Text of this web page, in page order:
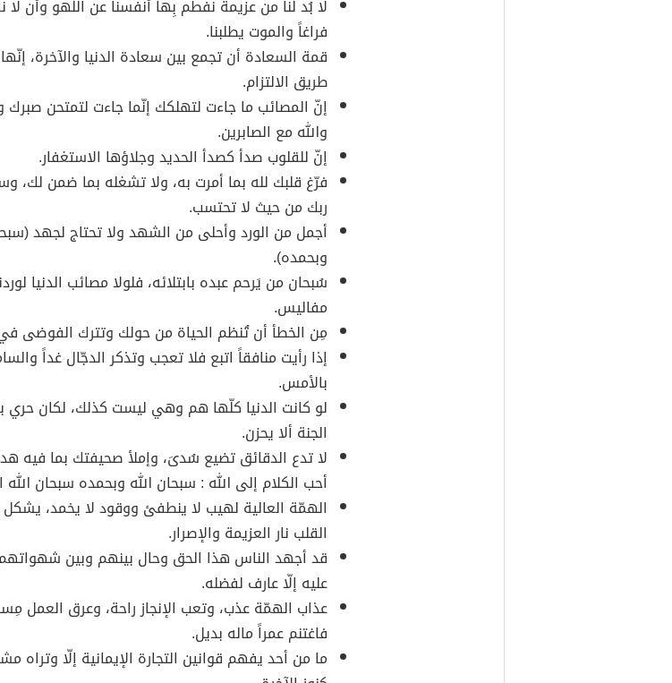
لا بُد لنا من عزيمة نفطم بِها أنفسنا عن اللّهو وأن لا
فراغاً والموت يطلبنا.
قمة السعادة أن تجمع بين سعادة الدنيا والآخرة،
طريق الالتزام.
إنّ المصائب ما جاءت لتهلكك إنّما جاءت لتمتحن صبرك
والله مع الصابرين.
إنّ للقلوب صدأ كصدأ الحديد وجلاؤها الاستغفار.
فرّغ قلبك لله بما أمرت به، ولا تشغله بما ضمن لك،
ربك من حيث لا تحتسب.
أجمل من الورد وأحلى من الشهد ولا تحتاج لجهد
وبحمده).
سُبحان من يَرحم عبده بابتلائه، فلولا مصائب الدنيا
مفاليس.
مِن الخطأ أن تُنظم الحياة من حولك وتترك الفوضى
إذا رأيت منافقاً اتبع فلا تعجب وتذكر الدجّال غداً
بالأمس.
لو كانت الدنيا كلّها هم وهي ليست كذلك، لكان حري
الجنة ألا يحزن.
لا تدع الدقائق تضيع سُدىَ، وإملأ صحيفتك بما فيه
أحب الكلام إلى الله : سبحان الله وبحمده سبحان الله
الهمّة العالية لهيب لا ينطفئ ووقود لا يخمد،
القلب نار العزيمة والإصرار.
قد أجهد الناس هذا الحق وحال بينهم وبين
عليه إلّا عارف لفضله.
عذاب الهمّة عذب، وتعب الإنجاز راحة، وعرق العمل
فاغتنم عمراً ماله بديل.
ما من أحد يفهم قوانين التجارة الإيمانية إلّا وتراه